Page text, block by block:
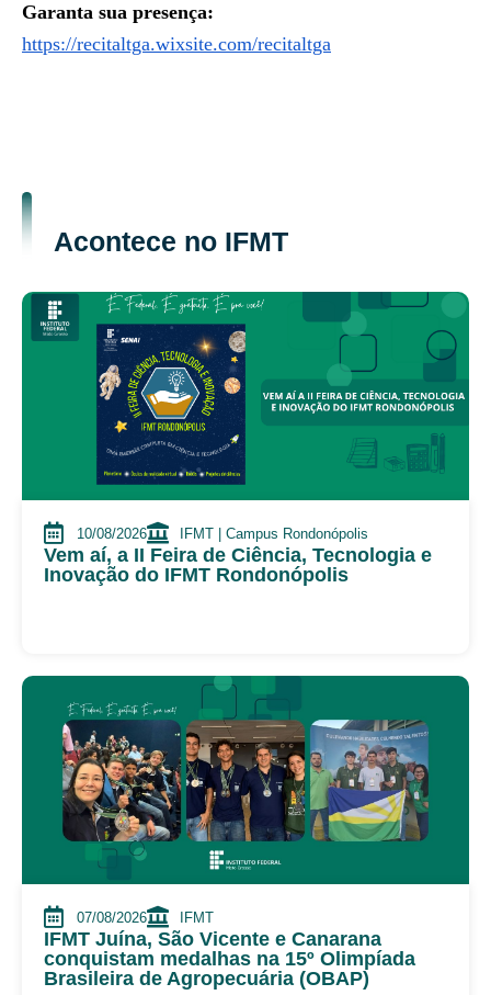
Garanta sua presença:
https://recitaltga.wixsite.com/recitaltga
Acontece no IFMT
10/08/2026 IFMT | Campus Rondonópolis
Vem aí, a II Feira de Ciência, Tecnologia e
Inovação do IFMT Rondonópolis
07/08/2026 IFMT
IFMT Juína, São Vicente e Canarana
conquistam medalhas na 15º Olimpíada
Brasileira de Agropecuária (OBAP)